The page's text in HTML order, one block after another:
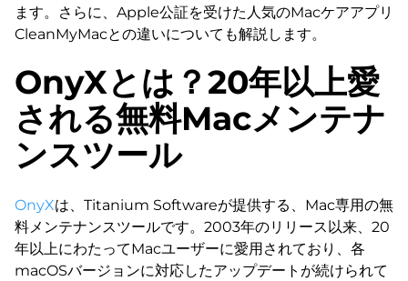
ます。さらに、Apple公証を受けた人気のMacケアアプリ
CleanMyMacとの違いについても解説します。
OnyXとは？20年以上愛
される無料Macメンテナ
ンスツール
OnyXは、Titanium Softwareが提供する、Mac専用の無
料メンテナンスツールです。2003年のリリース以来、20
年以上にわたってMacユーザーに愛用されており、各
macOSバージョンに対応したアップデートが続けられて